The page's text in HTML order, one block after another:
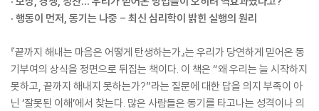
· 행동이 먼저, 동기는 나중 - 최신 심리학이 밝힌 실행의 원리
『끝까지 해내는 마음은 어떻게 탄생하는가』는 우리가 당연하게 믿어온 동
기부여의 상식을 정면으로 뒤집는 책이다. 이 책은 “왜 우리는 늘 시작하지
못하고, 끝까지 해내지 못하는가?”라는 질문에 대한 답을 의지 부족이 아
닌 ‘잘못된 이해’에서 찾는다. 많은 사람들은 동기를 타고나는 성격이나 의